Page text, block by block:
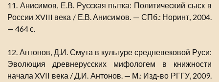
11. Анисимов, Е.В. Русская пытка: Политический сыск в
России XVIII века / Е.В. Анисимов. — СПб.: Норинт, 2004.
— 464 с.
12. Антонов, Д.И. Смута в культуре средневековой Руси:
Эволюция древнерусских мифологем в книжности
начала XVII века / Д.И. Антонов. — М.: Изд-во РГГУ, 2009.